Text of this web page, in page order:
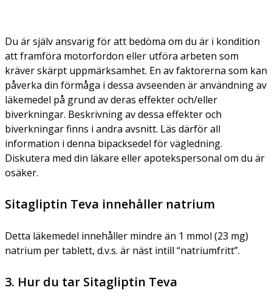
Du är själv ansvarig för att bedöma om du är i kondition
att framföra motorfordon eller utföra arbeten som
kräver skärpt uppmärksamhet. En av faktorerna som kan
påverka din förmåga i dessa avseenden är användning av
läkemedel på grund av deras effekter och/eller
biverkningar. Beskrivning av dessa effekter och
biverkningar finns i andra avsnitt. Läs därför all
information i denna bipacksedel för vägledning.
Diskutera med din läkare eller apotekspersonal om du är
osäker.
Sitagliptin Teva innehåller natrium
Detta läkemedel innehåller mindre än 1 mmol (23 mg)
natrium per tablett, d.v.s. är näst intill “natriumfritt”.
3. Hur du tar Sitagliptin Teva